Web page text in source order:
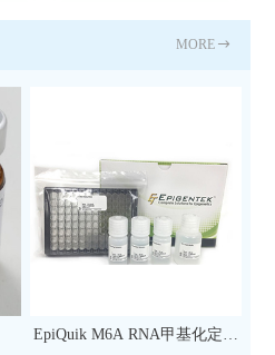
MORE
EpiQuik M6A RNA甲基化定量